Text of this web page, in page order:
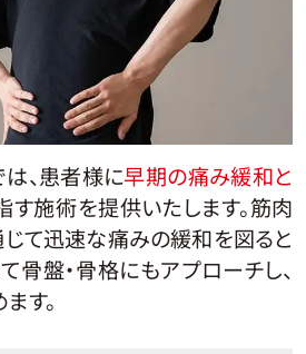
、患者様に早期の痛み緩和と
す施術を提供いたします。筋肉
て迅速な痛みの緩和を図ると
骨盤・骨格にもアプローチし、
す。